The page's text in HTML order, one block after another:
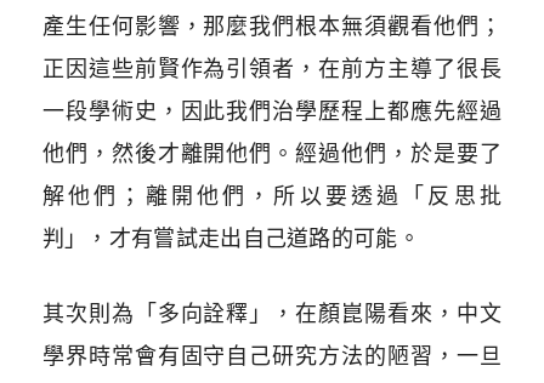
產生任何影響，那麼我們根本無須觀看他們；
正因這些前賢作為引領者，在前方主導了很長
一段學術史，因此我們治學歷程上都應先經過
他們，然後才離開他們。經過他們，於是要了
解他們；離開他們，所以要透過「反思批
判」，才有嘗試走出自己道路的可能。
其次則為「多向詮釋」，在顏崑陽看來，中文
學界時常會有固守自己研究方法的陋習，一旦